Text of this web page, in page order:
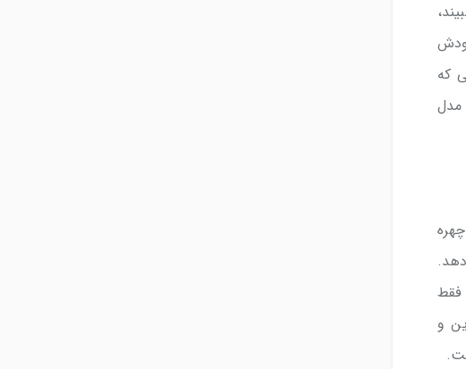
که
مدل
فقط
و